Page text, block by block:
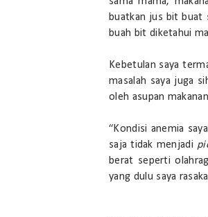
buatkan jus bit buat
buah bit diketahui
Kebetulan saya
masalah saya juga
oleh asupan
“Kondisi anemia
saja tidak menjadi
berat seperti
yang dulu saya